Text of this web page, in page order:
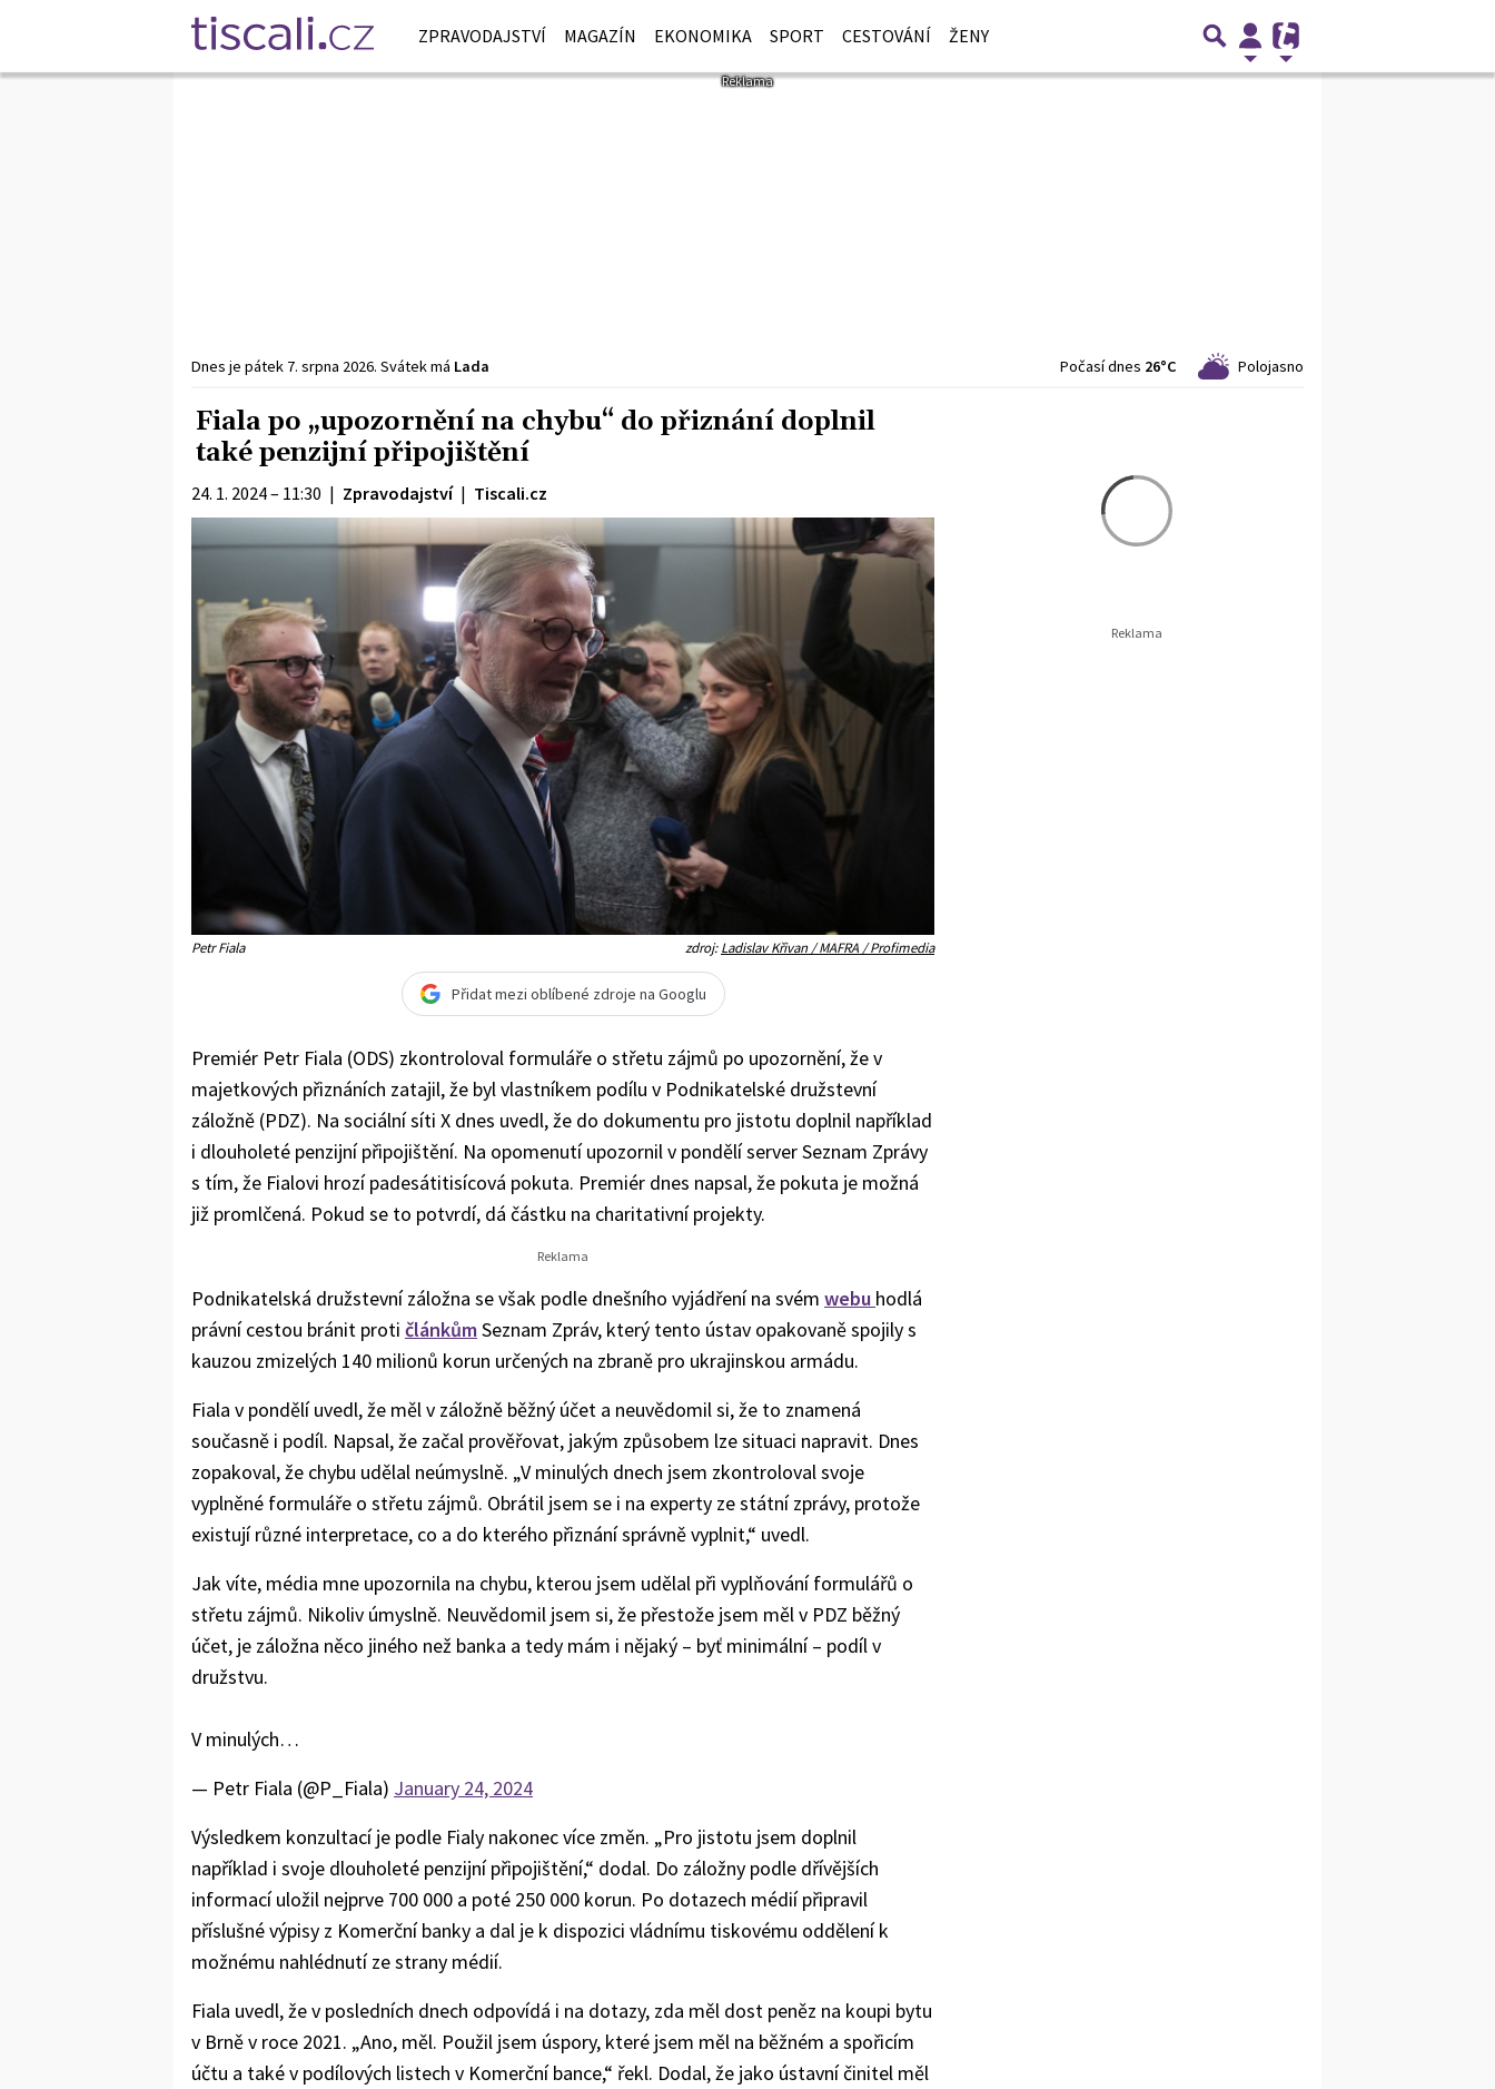
ZPRAVODAJSTVÍ MAGAZÍN EKONOMIKA SPORT CESTOVÁNÍ ŽENY
Dnes je pátek 7. srpna 2026. Svátek má Lada Počasí dnes 26°C Polojasno
Fiala po „upozornění na chybu“ do přiznání doplnil
také penzijní připojištění
24. 1. 2024 – 11:30 | Zpravodajství | Tiscali.cz
Petr Fiala zdroj:Ladislav Křivan / MAFRA / Profimedia
Přidat mezi oblíbené zdroje na Googlu
Premiér Petr Fiala (ODS) zkontroloval formuláře o střetu zájmů po upozornění, že v
majetkových přiznáních zatajil, že byl vlastníkem podílu v Podnikatelské družstevní
záložně (PDZ). Na sociální síti X dnes uvedl, že do dokumentu pro jistotu doplnil například
i dlouholeté penzijní připojištění. Na opomenutí upozornil v pondělí server Seznam Zprávy
s tím, že Fialovi hrozí padesátitisícová pokuta. Premiér dnes napsal, že pokuta je možná
již promlčená. Pokud se to potvrdí, dá částku na charitativní projekty.
Podnikatelská družstevní záložna se však podle dnešního vyjádření na svém webu hodlá
právní cestou bránit proti článkůmSeznam Zpráv, který tento ústav opakovaně spojily s
kauzou zmizelých 140 milionů korun určených na zbraně pro ukrajinskou armádu.
Fiala v pondělí uvedl, že měl v záložně běžný účet a neuvědomil si, že to znamená
současně i podíl. Napsal, že začal prověřovat, jakým způsobem lze situaci napravit. Dnes
zopakoval, že chybu udělal neúmyslně. „V minulých dnech jsem zkontroloval svoje
vyplněné formuláře o střetu zájmů. Obrátil jsem se i na experty ze státní zprávy, protože
existují různé interpretace, co a do kterého přiznání správně vyplnit,“ uvedl.
Jak víte, média mne upozornila na chybu, kterou jsem udělal při vyplňování formulářů o
střetu zájmů. Nikoliv úmyslně. Neuvědomil jsem si, že přestože jsem měl v PDZ běžný
účet, je záložna něco jiného než banka a tedy mám i nějaký – byť minimální – podíl v
družstvu.
V minulých…
— Petr Fiala (@P_Fiala) January 24, 2024
Výsledkem konzultací je podle Fialy nakonec více změn. „Pro jistotu jsem doplnil
například i svoje dlouholeté penzijní připojištění,“ dodal. Do záložny podle dřívějších
informací uložil nejprve 700 000 a poté 250 000 korun. Po dotazech médií připravil
příslušné výpisy z Komerční banky a dal je k dispozici vládnímu tiskovému oddělení k
možnému nahlédnutí ze strany médií.
Fiala uvedl, že v posledních dnech odpovídá i na dotazy, zda měl dost peněz na koupi bytu
v Brně v roce 2021. „Ano, měl. Použil jsem úspory, které jsem měl na běžném a spořicím
účtu a také v podílových listech v Komerční bance,“ řekl. Dodal, že jako ústavní činitel měl